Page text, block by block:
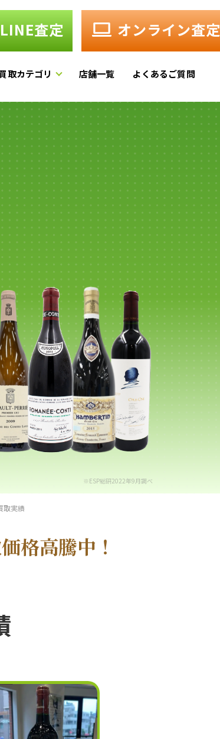
LINE査定 オンライン査定
取カテゴリ 店舗一覧 よくあるご質問
※ESP総研2022年9月調べ
取実績
格高騰中！